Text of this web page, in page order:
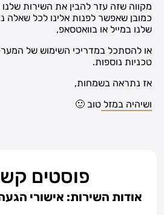
מקווה שזה עזר להבין את השירות
כמובן שאפשר לפנות אלינו לכל שאלה
שלנו במייל או בוואטסאפ,
או להסתכל במדריכי השימוש של
טכניות נוספות.
אז נתראה בשמחות,
ושיהיה במזל טוב 🙂
פוסטים
אודות השירות: אישורי